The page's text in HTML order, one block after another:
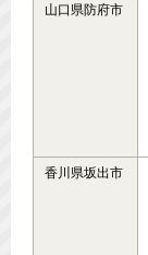
山口県防府市
香川県坂出市